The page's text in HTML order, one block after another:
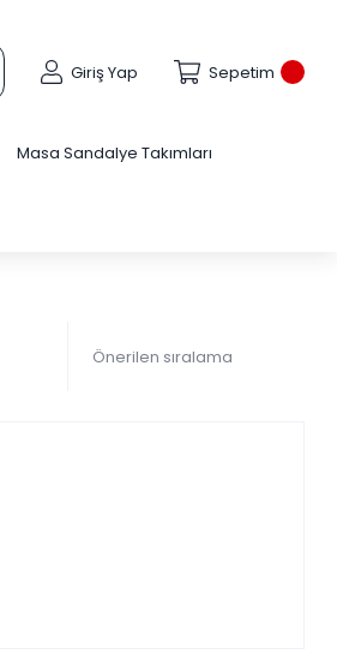
Giriş Yap Sepetim
Masa Sandalye Takımları